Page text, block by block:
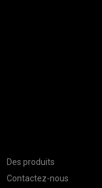
Des produits
Contactez-nous